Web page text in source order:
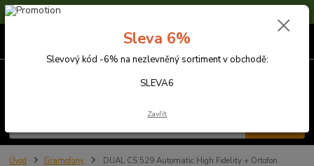
Sleva 6% na nezlevněné zboží s kódem SLEVA6
Úvod Gramofony
DUAL CS 529 Automatic High Fidelity + Ortofon
Sleva 6%
Slevový kód -6% na nezlevněný sortiment v obchodě:
SLEVA6
Zavřít